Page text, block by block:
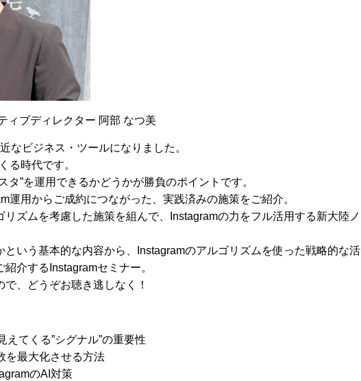
ィブディレクター 阿部 なつ美
なビジネス・ツールになりました。
る時代です。
タ”を運用できるかどうかが勝負のポイントです。
運用からご成約につながった、実践済みの施策をご紹介。
ズムを考慮した施策を組んで、Instagramの力をフル活用する新大陸ノ
という基本的な内容から、Instagramのアルゴリズムを使った戦略的な活
介するInstagramセミナー。
、どうぞお聴き逃しなく！
えてくる”シグナル”の重要性
を最大化させる方法
のAI対策